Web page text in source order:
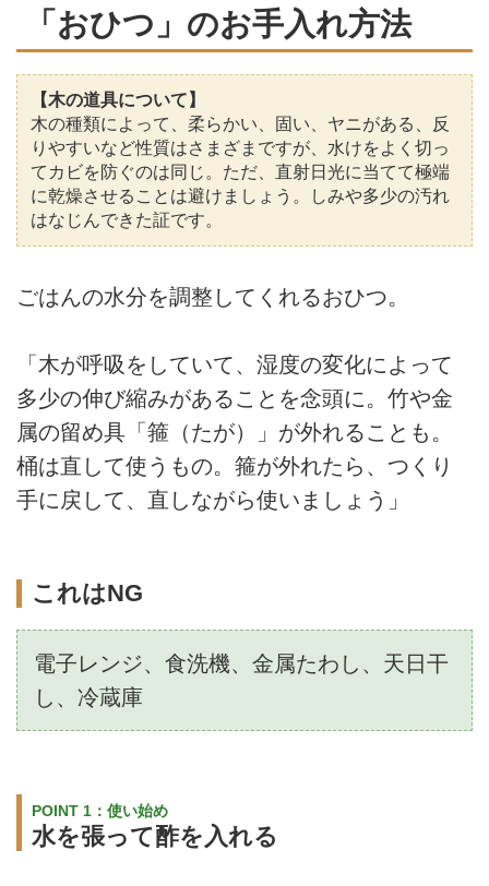
「おひつ」のお手入れ方法
【木の道具について】
木の種類によって、柔らかい、固い、ヤニがある、反
りやすいなど性質はさまざまですが、水けをよく切っ
てカビを防ぐのは同じ。ただ、直射日光に当てて極端
に乾燥させることは避けましょう。しみや多少の汚れ
はなじんできた証です。
ごはんの水分を調整してくれるおひつ。
「木が呼吸をしていて、湿度の変化によって
多少の伸び縮みがあることを念頭に。竹や金
属の留め具「箍（たが）」が外れることも。
桶は直して使うもの。箍が外れたら、つくり
手に戻して、直しながら使いましょう」
これはNG
電子レンジ、食洗機、金属たわし、天日干
し、冷蔵庫
POINT 1：使い始め
水を張って酢を入れる